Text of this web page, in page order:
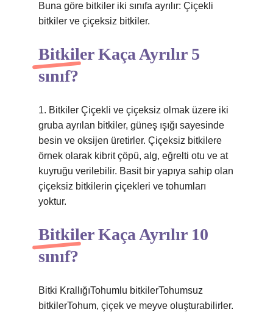
Buna göre bitkiler iki sınıfa ayrılır: Çiçekli
bitkiler ve çiçeksiz bitkiler.
Bitkiler Kaça Ayrılır 5
sınıf?
1. Bitkiler Çiçekli ve çiçeksiz olmak üzere iki
gruba ayrılan bitkiler, güneş ışığı sayesinde
besin ve oksijen üretirler. Çiçeksiz bitkilere
örnek olarak kibrit çöpü, alg, eğrelti otu ve at
kuyruğu verilebilir. Basit bir yapıya sahip olan
çiçeksiz bitkilerin çiçekleri ve tohumları
yoktur.
Bitkiler Kaça Ayrılır 10
sınıf?
Bitki KrallığıTohumlu bitkilerTohumsuz
bitkilerTohum, çiçek ve meyve oluşturabilirler.